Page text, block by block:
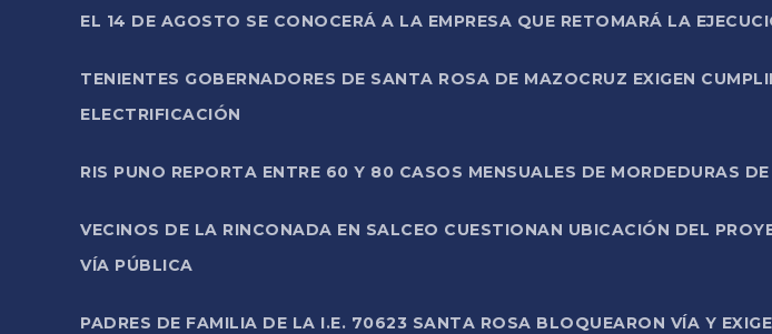
EL 14 DE AGOSTO SE CONOCERÁ A LA EMPRESA QUE RETOMARÁ LA
TENIENTES GOBERNADORES DE SANTA ROSA DE MAZOCRUZ EXIGEN
ELECTRIFICACIÓN
RIS PUNO REPORTA ENTRE 60 Y 80 CASOS MENSUALES DE MORDEDURAS
VECINOS DE LA RINCONADA EN SALCEO CUESTIONAN UBICACIÓN DEL
VÍA PÚBLICA
PADRES DE FAMILIA DE LA I.E. 70623 SANTA ROSA BLOQUEARON VÍA Y